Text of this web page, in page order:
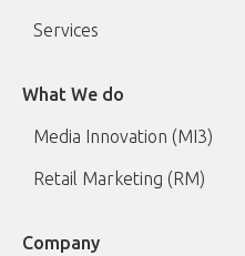
Services
What We do
Media Innovation (MI3)
Retail Marketing (RM)
Company